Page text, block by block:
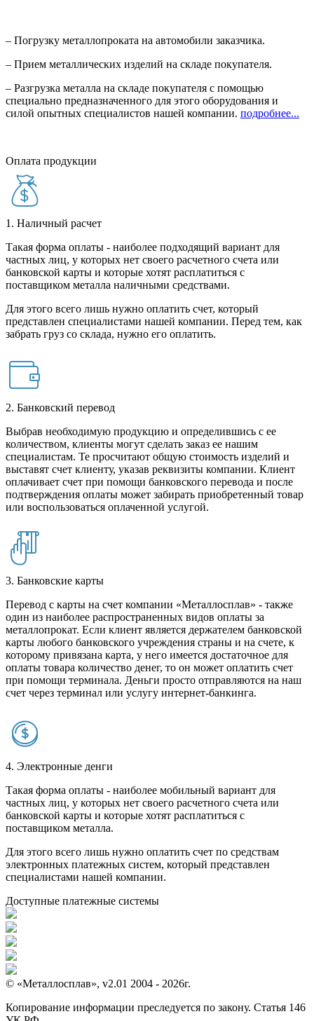
– Погрузку металлопроката на автомобили заказчика.
– Прием металлических изделий на складе покупателя.
– Разгрузка металла на складе покупателя с помощью
специально предназначенного для этого оборудования и
силой опытных специалистов нашей компании. подробнее...
Оплата продукции
1. Наличный расчет
Такая форма оплаты - наиболее подходящий вариант для
частных лиц, у которых нет своего расчетного счета или
банковской карты и которые хотят расплатиться с
поставщиком металла наличными средствами.
Для этого всего лишь нужно оплатить счет, который
представлен специалистами нашей компании. Перед тем, как
забрать груз со склада, нужно его оплатить.
2. Банковский перевод
Выбрав необходимую продукцию и определившись с ее
количеством, клиенты могут сделать заказ ее нашим
специалистам. Те просчитают общую стоимость изделий и
выставят счет клиенту, указав реквизиты компании. Клиент
оплачивает счет при помощи банковского перевода и после
подтверждения оплаты может забирать приобретенный товар
или воспользоваться оплаченной услугой.
3. Банковские карты
Перевод с карты на счет компании «Металлосплав» - также
один из наиболее распространенных видов оплаты за
металлопрокат. Если клиент является держателем банковской
карты любого банковского учреждения страны и на счете, к
которому привязана карта, у него имеется достаточное для
оплаты товара количество денег, то он может оплатить счет
при помощи терминала. Деньги просто отправляются на наш
счет через терминал или услугу интернет-банкинга.
4. Электронные денги
Такая форма оплаты - наиболее мобильный вариант для
частных лиц, у которых нет своего расчетного счета или
банковской карты и которые хотят расплатиться с
поставщиком металла.
Для этого всего лишь нужно оплатить счет по средствам
электронных платежных систем, который представлен
специалистами нашей компании.
Доступные платежные системы
© «Металлосплав», v2.01 2004 - 2026г.
Копирование информации преследуется по закону. Статья 146